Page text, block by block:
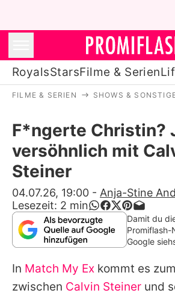
RoyalsStarsFilme & Serien
Stars
Filme & Serien
Lifestyle
Familie & Liebe
Promiflash
Alle Themen auf
FILME & SERIEN SHOWS &
F*ngerte Christin?
versöhnlich mit
Steiner
04.07.26, 19:00 - Anja-Stine
Lesezeit: 2 min
Damit du
Promiflash-
Google
In Match My Ex kommt es
zwischen Calvin Steiner und